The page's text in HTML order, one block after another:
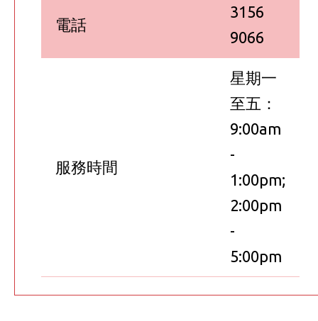
電話
3156
9066
服務時間
星期一
至五：
9:00am
-
1:00pm;
2:00pm
-
5:00pm